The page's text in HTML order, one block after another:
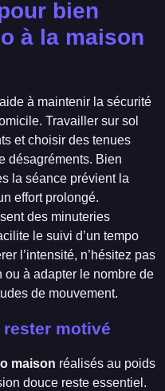
bien
à la maison
à maintenir la sécurité
Travailler sur sol
et choisir des tenues
désagréments. Bien
la séance prévient la
effort prolongé.
des minuteries
le suivi d’un tempo
l’intensité, n’hésitez pas
ou à adapter le nombre de
de mouvement.
motivé
maison réalisés au poids
douce reste essentiel.